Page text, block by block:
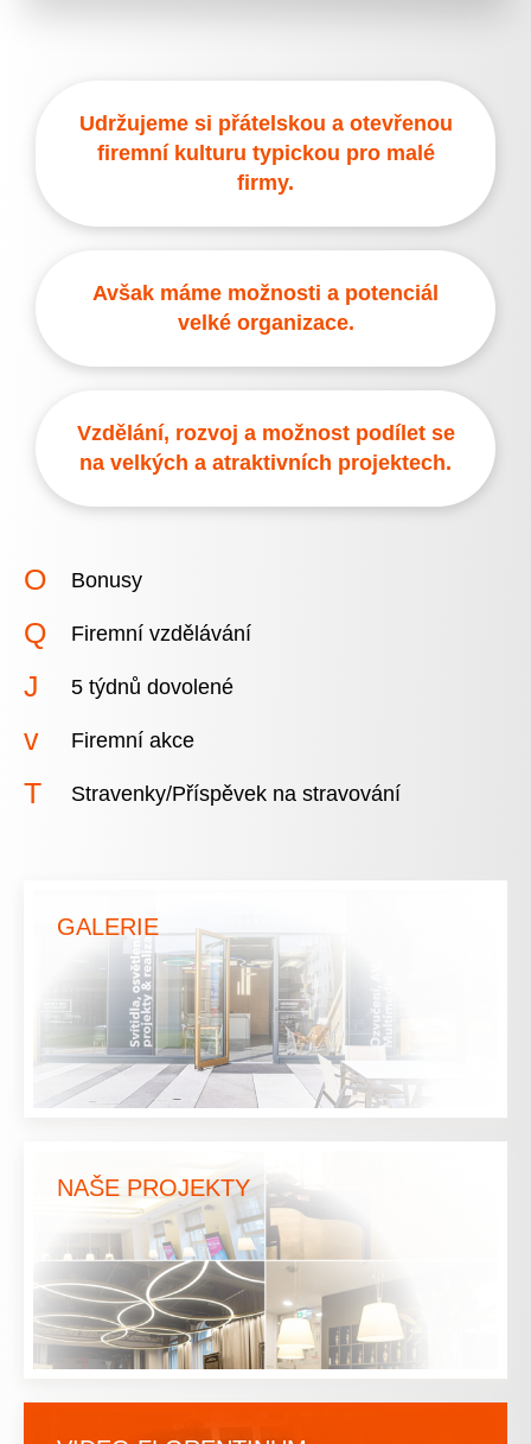
Udržujeme si přátelskou a otevřenou
firemní kulturu typickou pro malé
firmy.
Avšak máme možnosti a potenciál
velké organizace.
Vzdělání, rozvoj a možnost podílet se
na velkých a atraktivních projektech.
Bonusy
Firemní vzdělávání
5 týdnů dovolené
Firemní akce
Stravenky/Příspěvek na stravování
GALERIE
NAŠE PROJEKTY